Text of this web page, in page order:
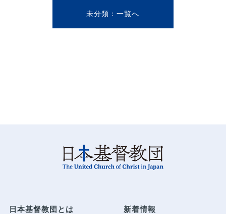
未分類
日本基督教団とは 新着情報